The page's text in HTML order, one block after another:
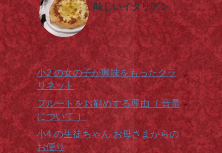
味しいイタリアン
小2 の女の子が興味をもったクラ
リネット
フルートをお勧めする理由（ 音量
について ）
小4 の生徒ちゃん お母さまからの
お便り